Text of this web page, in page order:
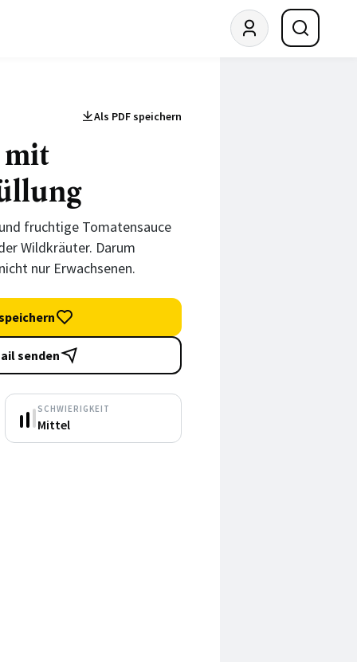
Als PDF speichern
fruchtige Tomatensauce
Wildkräuter. Darum
nur Erwachsenen.
senden
SCHWIERIGKEIT
Mittel